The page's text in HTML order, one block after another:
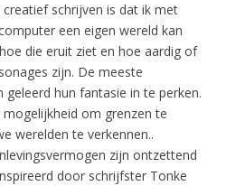
schrijven is dat ik met
een eigen wereld kan
die eruit ziet en hoe aardig of
zijn. De meeste
geleerd hun fantasie in te perken.
om grenzen te
werelden te verkennen..
zijn ontzettend
door schrijfster Tonke